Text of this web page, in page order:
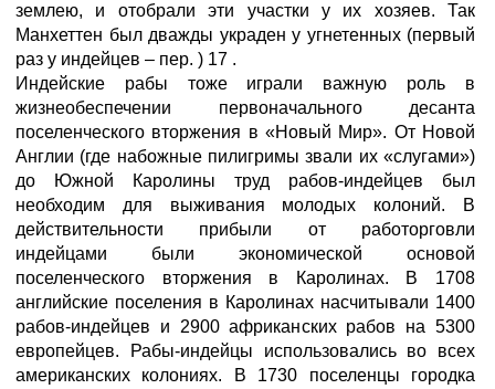
землею, и отобрали эти участки у их хозяев. Так
Манхеттен был дважды украден у угнетенных (первый
раз у индейцев – пер. ) 17 .
Индейские рабы тоже играли важную роль в
жизнеобеспечении первоначального десанта
поселенческого вторжения в «Новый Мир». От Новой
Англии (где набожные пилигримы звали их «слугами»)
до Южной Каролины труд рабов-индейцев был
необходим для выживания молодых колоний. В
действительности прибыли от работорговли
индейцами были экономической основой
поселенческого вторжения в Каролинах. В 1708
английские поселения в Каролинах насчитывали 1400
рабов-индейцев и 2900 африканских рабов на 5300
европейцев. Рабы-индейцы использовались во всех
американских колониях. В 1730 поселенцы городка